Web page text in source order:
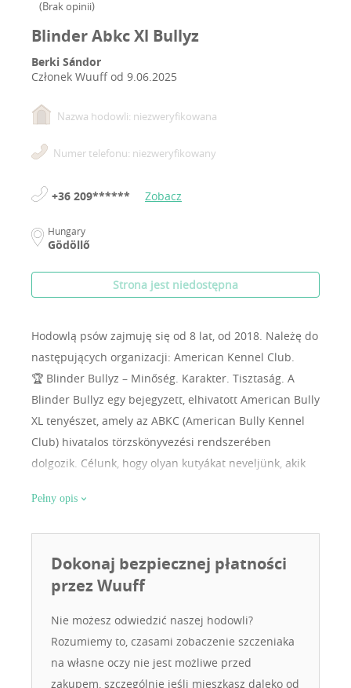
stílus és ösztönösség egy testben.
(Brak opinii)
Blinder Abkc Xl Bullyz
Berki Sándor
Członek Wuuff od 9.06.2025
Nazwa hodowli: niezweryfikowana
Numer telefonu: niezweryfikowany
+36 209****** Zobacz
Hungary
Gödöllő
Strona jest niedostępna
Hodowlą psów zajmuję się od 8 lat, od 2018. Należę do
następujących organizacji: American Kennel Club.
🏆 Blinder Bullyz – Minőség. Karakter. Tisztaság. A
Blinder Bullyz egy bejegyzett, elhivatott American Bully
XL tenyészet, amely az ABKC (American Bully Kennel
Club) hivatalos törzskönyvezési rendszerében
dolgozik. Célunk, hogy olyan kutyákat neveljünk, akik
kiemelkednek – legyen szó családi társakról vagy
dolgozunk • A hangsúlyt az erős genetikai háttérre,
kiegyensúlyozott temperamentumra és korrekt,
Pełny opis
Dokonaj bezpiecznej płatności
przez Wuuff
Nie możesz odwiedzić naszej hodowli?
Rozumiemy to, czasami zobaczenie szczeniaka
na własne oczy nie jest możliwe przed
zakupem, szczególnie jeśli mieszkasz daleko od